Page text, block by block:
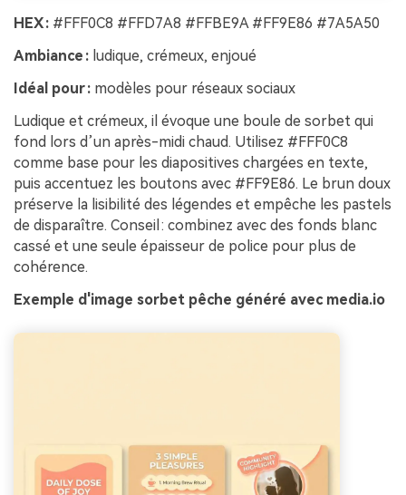
HEX : #FFF0C8 #FFD7A8 #FFBE9A #FF9E86 #7A5A50
Ambiance : ludique, crémeux, enjoué
Idéal pour : modèles pour réseaux sociaux
Ludique et crémeux, il évoque une boule de sorbet qui
fond lors d’un après-midi chaud. Utilisez #FFF0C8
comme base pour les diapositives chargées en texte,
puis accentuez les boutons avec #FF9E86. Le brun doux
préserve la lisibilité des légendes et empêche les pastels
de disparaître. Conseil : combinez avec des fonds blanc
cassé et une seule épaisseur de police pour plus de
cohérence.
Exemple d'image sorbet pêche généré avec media.io